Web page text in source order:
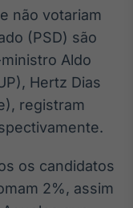
e
não votariam
(PSD) são
Aldo
Hertz Dias
registram
os candidatos
2%, assim